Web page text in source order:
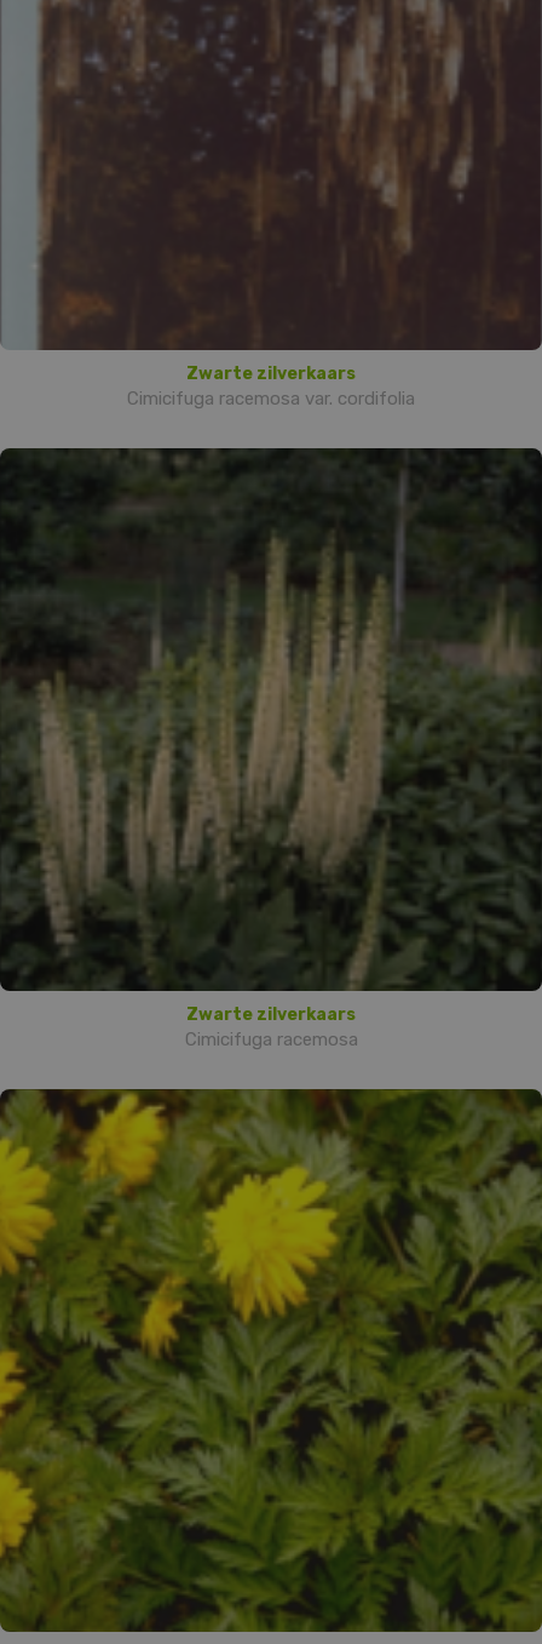
Zwarte zilverkaars
Cimicifuga racemosa var. cordifolia
Zwarte zilverkaars
Cimicifuga racemosa